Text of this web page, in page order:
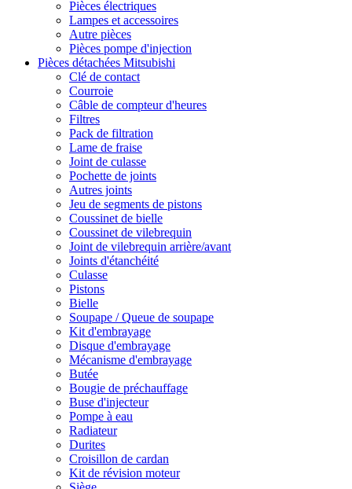
Pièces électriques
Lampes et accessoires
Autre pièces
Pièces pompe d'injection
Pièces détachées Mitsubishi
Clé de contact
Courroie
Câble de compteur d'heures
Filtres
Pack de filtration
Lame de fraise
Joint de culasse
Pochette de joints
Autres joints
Jeu de segments de pistons
Coussinet de bielle
Coussinet de vilebrequin
Joint de vilebrequin arrière/avant
Joints d'étanchéité
Culasse
Pistons
Bielle
Soupape / Queue de soupape
Kit d'embrayage
Disque d'embrayage
Mécanisme d'embrayage
Butée
Bougie de préchauffage
Buse d'injecteur
Pompe à eau
Radiateur
Durites
Croisillon de cardan
Kit de révision moteur